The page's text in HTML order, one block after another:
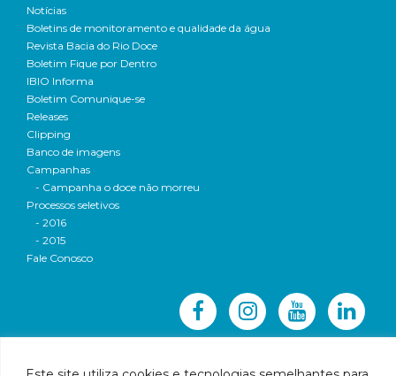
Notícias
Boletins de monitoramento e qualidade da água
Revista Bacia do Rio Doce
Boletim Fique por Dentro
IBIO Informa
Boletim Comunique-se
Releases
Clipping
Banco de imagens
Campanhas
- Campanha o doce não morreu
Processos seletivos
- 2016
- 2015
Fale Conosco